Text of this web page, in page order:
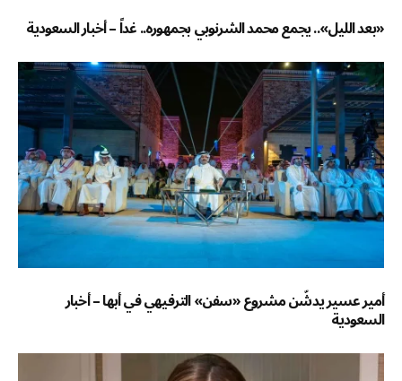
«بعد الليل».. يجمع محمد الشرنوبي بجمهوره.. غداً – أخبار السعودية
أمير عسير يدشّن مشروع «سفن» الترفيهي في أبها – أخبار
السعودية